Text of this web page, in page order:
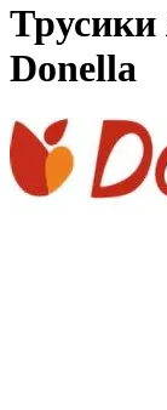
Трусики
Donella